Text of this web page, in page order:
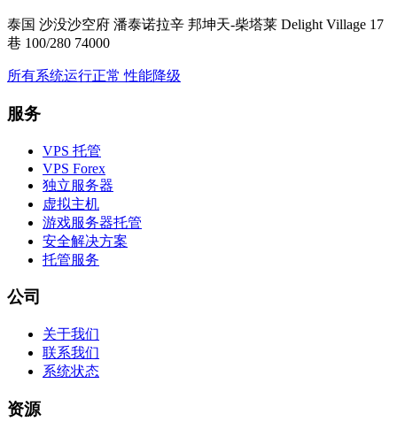
泰国 沙没沙空府 潘泰诺拉辛 邦坤天-柴塔莱 Delight Village 17
巷 100/280 74000
所有系统运行正常 性能降级
服务
VPS 托管
VPS Forex
独立服务器
虚拟主机
游戏服务器托管
安全解决方案
托管服务
公司
关于我们
联系我们
系统状态
资源